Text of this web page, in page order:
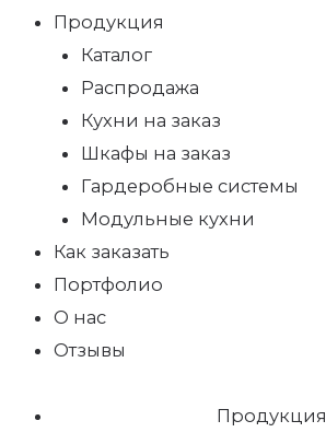
Продукция
Каталог
Распродажа
Кухни на заказ
Шкафы на заказ
Гардеробные системы
Модульные кухни
Как заказать
Портфолио
О нас
Отзывы
Продукция